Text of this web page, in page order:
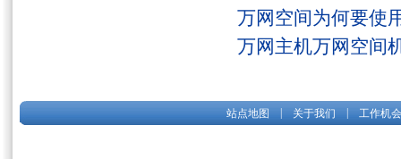
万网空间为何要使
万网主机万网空间
站点地图 关于我们 工作机会